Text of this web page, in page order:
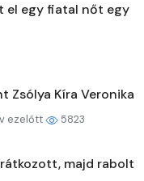
el egy fiatal nőt egy
Zsólya Kíra Veronika
ezelőtt 5823
majd rabolt